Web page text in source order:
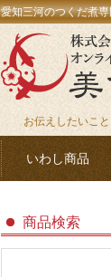
愛知三河のつくだ煮
お伝えしたいこと
いわし商品
商品検索